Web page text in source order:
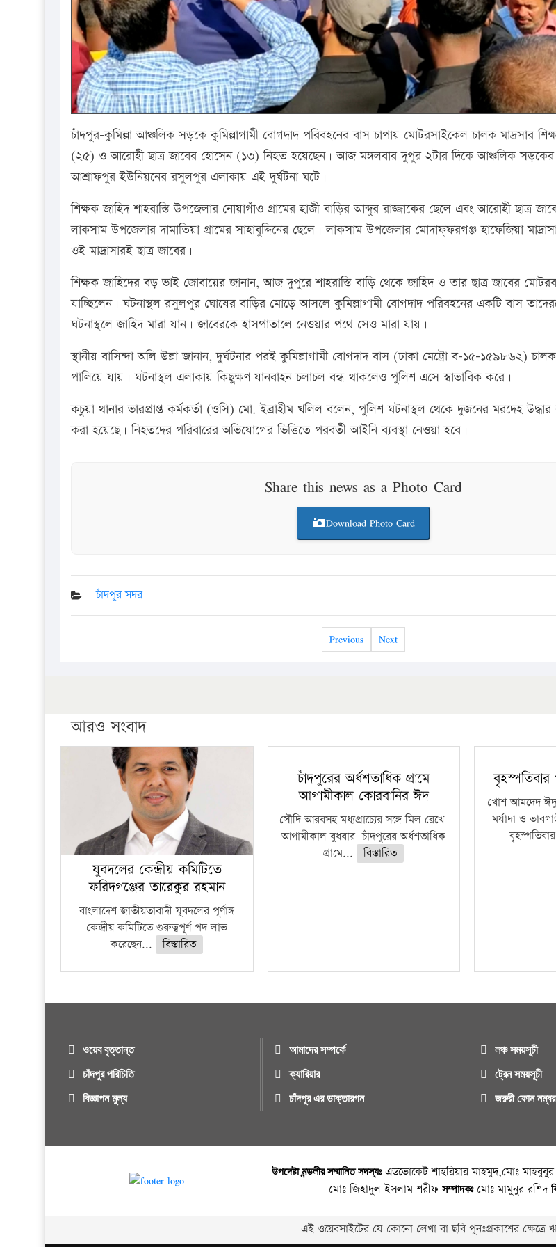
চাঁদপুর-কুমিল্লা আঞ্চলিক সড়কে কুমিল্লাগামী বোগদাদ পরিবহনের বাস চাপায় মোটরসাইকেল চালক মাদ্রসার
(২৫) ও আরোহী ছাত্র জাবের হোসেন (১৩) নিহত হয়েছেন। আজ মঙ্গলবার দুপুর ২টার দিকে আঞ্চলিক
আশ্রাফপুর ইউনিয়নের রসুলপুর এলাকায় এই দুর্ঘটনা ঘটে।
শিক্ষক জাহিদ শাহরাস্তি উপজেলার নোয়াগাঁও গ্রামের হাজী বাড়ির আব্দুর রাজ্জাকের ছেলে এবং আরোহী ছাত্র
লাকসাম উপজেলার দামাতিয়া গ্রামের সাহাবুদ্দিনের ছেলে। লাকসাম উপজেলার মোদাফ্ফরগঞ্জ হাফেজিয়া
ওই মাদ্রাসারই ছাত্র জাবের।
শিক্ষক জাহিদের বড় ভাই জোবায়ের জানান, আজ দুপুরে শাহরাস্তি বাড়ি থেকে জাহিদ ও তার ছাত্র জাবের
যাচ্ছিলেন। ঘটনাস্থল রসুলপুর ঘোষের বাড়ির মোড়ে আসলে কুমিল্লাগামী বোগদাদ পরিবহনের একটি বাস
ঘটনাস্থলে জাহিদ মারা যান। জাবেরকে হাসপাতালে নেওয়ার পথে সেও মারা যায়।
স্থানীয় বাসিন্দা অলি উল্লা জানান, দুর্ঘটনার পরই কুমিল্লাগামী বোগদাদ বাস (ঢাকা মেট্রো ব-১৫-১৫৯৮৬২)
পালিয়ে যায়। ঘটনাস্থল এলাকায় কিছুক্ষণ যানবাহন চলাচল বন্ধ থাকলেও পুলিশ এসে স্বাভাবিক করে।
কচুয়া থানার ভারপ্রাপ্ত কর্মকর্তা (ওসি) মো. ইব্রাহীম খলিল বলেন, পুলিশ ঘটনাস্থল থেকে দুজনের মরদেহ
করা হয়েছে। নিহতদের পরিবারের অভিযোগের ভিত্তিতে পরবর্তী আইনি ব্যবস্থা নেওয়া হবে।
Share this news as a Photo Card
Download Photo Card
চাঁদপুর সদর
Previous Next
আরও সংবাদ
যুবদলের কেন্দ্রীয় কমিটিতে
ফরিদগঞ্জের তারেকুর রহমান
বাংলাদেশ জাতীয়তাবাদী যুবদলের পূর্ণাঙ্গ
কেন্দ্রীয় কমিটিতে গুরুত্বপূর্ণ পদ লাভ
করেছেন...
বিস্তারিত
চাঁদপুরের অর্ধশতাধিক গ্রামে
আগামীকাল কোরবানির ঈদ
সৌদি আরবসহ মধ্যপ্রাচ্যের সঙ্গে মিল রেখে
আগামীকাল বুধবার চাঁদপুরের অর্ধশতাধিক
গ্রামে...
বিস্তারিত
খোশ আমদেদ
মর্যাদা ও
ওয়েব বৃত্তান্ত
চাঁদপুর পরিচিতি
বিজ্ঞাপন মুল্য
আমাদের সম্পর্কে
ক্যারিয়ার
চাঁদপুর এর ডাক্তারগন
লঞ্চ সময়সূচী
ট্রেন সময়সূচী
জরুরী ফোন নম্বর
উপদেষ্টা মন্ডলীর সম্মানিত সদস্যঃএডভোকেট শাহরিয়ার মাহমুদ,মোঃ মাহবুবুর
মোঃ জিহাদুল ইসলাম শরীফ সম্পাদকঃমোঃ মামুনুর রশিদ
এই ওয়েবসাইটের যে কোনো লেখা বা ছবি পুনঃপ্রকাশের ক্ষেত্রে